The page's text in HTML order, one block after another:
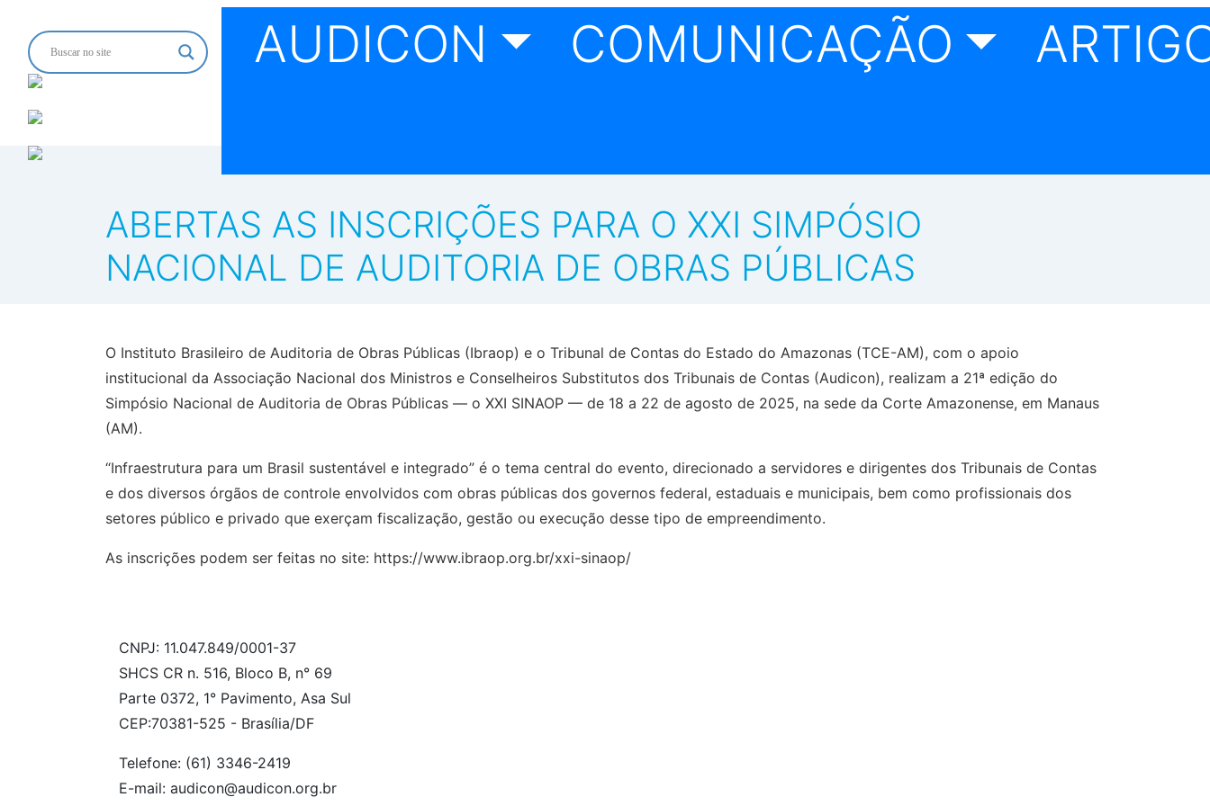
AUDICON COMUNICAÇÃO
ABERTAS AS INSCRIÇÕES PARA O XXI SIMPÓSIO
NACIONAL DE AUDITORIA DE OBRAS PÚBLICAS
O Instituto Brasileiro de Auditoria de Obras Públicas (Ibraop) e o Tribunal de Contas do Estado do Amazonas (TCE-AM), com o apoio
institucional da Associação Nacional dos Ministros e Conselheiros Substitutos dos Tribunais de Contas (Audicon), realizam a 21ª edição do
Simpósio Nacional de Auditoria de Obras Públicas — o XXI SINAOP — de 18 a 22 de agosto de 2025, na sede da Corte Amazonense, em Manaus
(AM).
“Infraestrutura para um Brasil sustentável e integrado” é o tema central do evento, direcionado a servidores e dirigentes dos Tribunais de Contas
e dos diversos órgãos de controle envolvidos com obras públicas dos governos federal, estaduais e municipais, bem como profissionais dos
setores público e privado que exerçam fiscalização, gestão ou execução desse tipo de empreendimento.
As inscrições podem ser feitas no site: https://www.ibraop.org.br/xxi-sinaop/
CNPJ: 11.047.849/0001-37
SHCS CR n. 516, Bloco B, n° 69
Parte 0372, 1° Pavimento, Asa Sul
CEP:70381-525 - Brasília/DF
Telefone: (61) 3346-2419
E-mail: audicon@audicon.org.br